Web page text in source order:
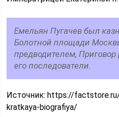
Емельян Пугачев был
Болотной площади
предводителем,
его последователи.
Источник:https://
kratkaya-biografiya/